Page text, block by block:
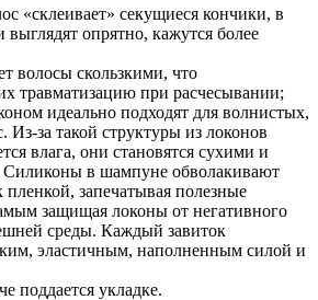
«склеивает» секущиеся кончики, в
выглядят опрятно, кажутся более
волосы скользкими, что
травматизацию при расчесывании;
идеально подходят для волнистых,
Из-за такой структуры из локонов
влага, они становятся сухими и
в шампуне обволакивают
запечатывая полезные
защищая локоны от негативного
среды. Каждый завиток
эластичным, наполненным силой и
поддается укладке.